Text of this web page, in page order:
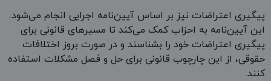
پیگیری اعتراضات نیز بر اساس آیین‌نامه اجرایی انجام می‌شود.
این آیین‌نامه به احزاب کمک می‌کند تا مسیرهای قانونی برای
پیگیری اعتراضات خود را بشناسند و در صورت بروز اختلافات
حقوقی، از این چارچوب قانونی برای حل و فصل مشکلات استفاده
کنند.